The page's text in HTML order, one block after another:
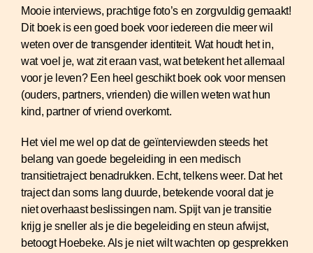
Mooie interviews, prachtige foto’s en zorgvuldig gemaakt!
Dit boek is een goed boek voor iedereen die meer wil
weten over de transgender identiteit. Wat houdt het in,
wat voel je, wat zit eraan vast, wat betekent het allemaal
voor je leven? Een heel geschikt boek ook voor mensen
(ouders, partners, vrienden) die willen weten wat hun
kind, partner of vriend overkomt.
Het viel me wel op dat de geïnterviewden steeds het
belang van goede begeleiding in een medisch
transitietraject benadrukken. Echt, telkens weer. Dat het
traject dan soms lang duurde, betekende vooral dat je
niet overhaast beslissingen nam. Spijt van je transitie
krijg je sneller als je die begeleiding en steun afwijst,
betoogt Hoebeke. Als je niet wilt wachten op gesprekken